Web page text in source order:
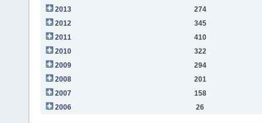
2013
274
2012
345
2011
410
2010
322
2009
294
2008
201
2007
158
2006
26